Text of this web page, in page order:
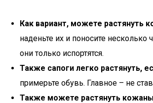
Как вариант, можете растянуть
наденьте их и поносите несколько
они только испортятся.
Также сапоги легко растянуть,
примерьте обувь. Главное – не
Также можете растянуть